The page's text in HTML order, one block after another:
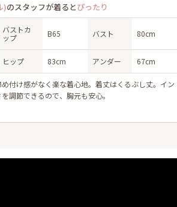
)のスタッフが着るとぴったり
バストカ
ップ
B65 バスト 80cm
ヒップ 83cm アンダー 67cm
付け感がなく楽な着心地。着丈はくるぶし丈。イン
調節できるので、胸元も安心。